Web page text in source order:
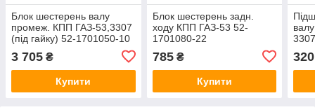
Блок шестерень валу
промеж. КПП ГАЗ-53,3307
(під гайку) 52-1701050-10
3 705 ₴
Купити
Блок шестерень задн.
ходу КПП ГАЗ-53 52-
1701080-22
785₴
Купити
320